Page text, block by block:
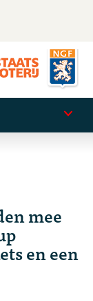
mee
en een